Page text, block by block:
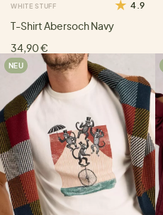
WHITE STUFF 4.9
T-Shirt Abersoch Navy
34,90 €
NEU